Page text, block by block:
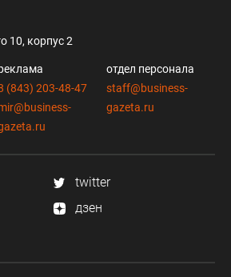
10, корпус 2
(843) 203-48-47
отдел персонала
staff@business-
gazeta.ru
twitter
дзен